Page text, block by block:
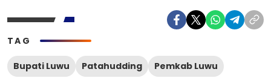
TAG
Bupati Luwu Patahudding Pemkab Luwu